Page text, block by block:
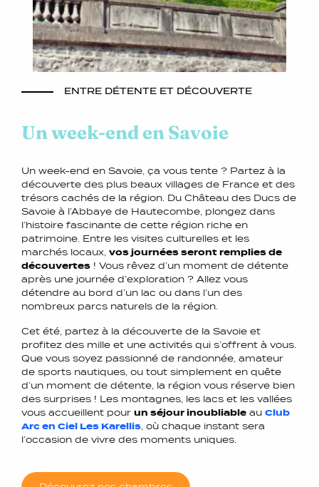
ENTRE DÉTENTE ET DÉCOUVERTE
Un week-end en Savoie
Un week-end en Savoie, ça vous tente ? Partez à la
découverte des plus beaux villages de France et des
trésors cachés de la région. Du Château des Ducs de
Savoie à l’Abbaye de Hautecombe, plongez dans
l’histoire fascinante de cette région riche en
patrimoine. Entre les visites culturelles et les
marchés locaux, vos journées seront remplies de
découvertes ! Vous rêvez d’un moment de détente
après une journée d’exploration ? Allez vous
détendre au bord d’un lac ou dans l’un des
nombreux parcs naturels de la région.
Cet été, partez à la découverte de la Savoie et
profitez des mille et une activités qui s’offrent à vous.
Que vous soyez passionné de randonnée, amateur
de sports nautiques, ou tout simplement en quête
d’un moment de détente, la région vous réserve bien
des surprises ! Les montagnes, les lacs et les vallées
vous accueillent pour un séjour inoubliable au Club
Arc en Ciel Les Karellis , où chaque instant sera
l’occasion de vivre des moments uniques.